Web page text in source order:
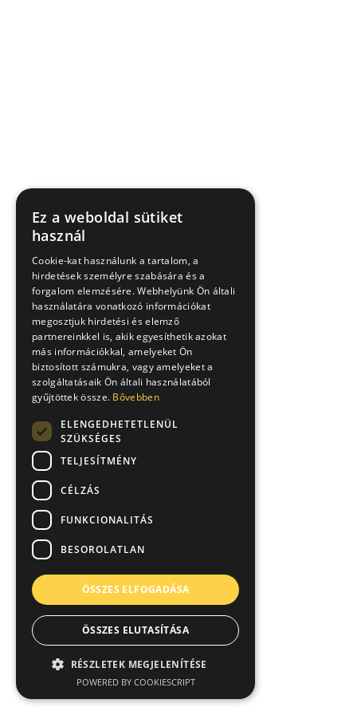
Ez a weboldal sütiket
használ
Cookie-kat használunk a tartalom, a
hirdetések személyre szabására és a
forgalom elemzésére. Webhelyünk Ön általi
használatára vonatkozó információkat
megosztjuk hirdetési és elemző
partnereinkkel is, akik egyesíthetik azokat
más információkkal, amelyeket Ön
biztosított számukra, vagy amelyeket a
szolgáltatásaik Ön általi használatából
gyűjtöttek össze. Bővebben
ELENGEDHETETLENÜL
SZÜKSÉGES
TELJESÍTMÉNY
CÉLZÁS
FUNKCIONALITÁS
BESOROLATLAN
ÖSSZES ELFOGADÁSA
ÖSSZES ELUTASÍTÁSA
RÉSZLETEK MEGJELENÍTÉSE
POWERED BY COOKIESCRIPT